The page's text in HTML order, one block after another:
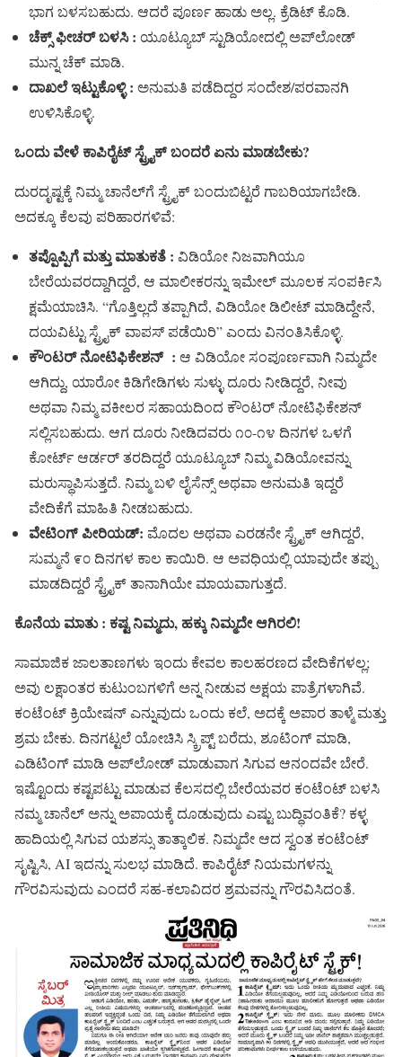
ಭಾಗ ಬಳಸಬಹುದು. ಆದರೆ ಪೂರ್ಣ ಹಾಡು ಅಲ್ಲ. ಕ್ರೆಡಿಟ್ ಕೊಡಿ.
ಚೆಕ್ಸ್ ಫೀಚರ್ ಬಳಸಿ : ಯೂಟ್ಯೂಬ್ ಸ್ಟುಡಿಯೋದಲ್ಲಿ ಅಪ್‌ಲೋಡ್
ಮುನ್ನ ಚೆಕ್ ಮಾಡಿ.
ದಾಖಲೆ ಇಟ್ಟುಕೊಳ್ಳಿ : ಅನುಮತಿ ಪಡೆದಿದ್ದರ ಸಂದೇಶ/ಪರವಾನಗಿ
ಉಳಿಸಿಕೊಳ್ಳಿ.
ಒಂದು ವೇಳೆ ಕಾಪಿರೈಟ್ ಸ್ಟ್ರೈಕ್ ಬಂದರೆ ಏನು ಮಾಡಬೇಕು?
ದುರದೃಷ್ಟಕ್ಕೆ ನಿಮ್ಮ ಚಾನೆಲ್‌ಗೆ ಸ್ಟ್ರೈಕ್ ಬಂದುಬಿಟ್ಟರೆ ಗಾಬರಿಯಾಗಬೇಡಿ.
ಅದಕ್ಕೂ ಕೆಲವು ಪರಿಹಾರಗಳಿವೆ:
ತಪ್ಪೊಪ್ಪಿಗೆ ಮತ್ತು ಮಾತುಕತೆ : ವಿಡಿಯೋ ನಿಜವಾಗಿಯೂ
ಬೇರೆಯವರದ್ದಾಗಿದ್ದರೆ, ಆ ಮಾಲೀಕರನ್ನು ಇಮೇಲ್ ಮೂಲಕ ಸಂಪರ್ಕಿಸಿ
ಕ್ಷಮೆಯಾಚಿಸಿ. “ಗೊತ್ತಿಲ್ಲದೆ ತಪ್ಪಾಗಿದೆ, ವಿಡಿಯೋ ಡಿಲೀಟ್ ಮಾಡಿದ್ದೇನೆ,
ದಯವಿಟ್ಟು ಸ್ಟ್ರೈಕ್ ವಾಪಸ್ ಪಡೆಯಿರಿ” ಎಂದು ವಿನಂತಿಸಿಕೊಳ್ಳಿ.
ಕೌಂಟರ್ ನೋಟಿಫಿಕೇಶನ್ : ಆ ವಿಡಿಯೋ ಸಂಪೂರ್ಣವಾಗಿ ನಿಮ್ಮದೇ
ಆಗಿದ್ದು, ಯಾರೋ ಕಿಡಿಗೇಡಿಗಳು ಸುಳ್ಳು ದೂರು ನೀಡಿದ್ದರೆ, ನೀವು
ಅಥವಾ ನಿಮ್ಮ ವಕೀಲರ ಸಹಾಯದಿಂದ ಕೌಂಟರ್ ನೋಟಿಫಿಕೇಶನ್
ಸಲ್ಲಿಸಬಹುದು. ಆಗ ದೂರು ನೀಡಿದವರು ೧೦-೧೪ ದಿನಗಳ ಒಳಗೆ
ಕೋರ್ಟ್ ಆರ್ಡರ್ ತರದಿದ್ದರೆ ಯೂಟ್ಯೂಬ್ ನಿಮ್ಮ ವಿಡಿಯೋವನ್ನು
ಮರುಸ್ಥಾಪಿಸುತ್ತದೆ. ನಿಮ್ಮ ಬಳಿ ಲೈಸೆನ್ಸ್ ಅಥವಾ ಅನುಮತಿ ಇದ್ದರೆ
ವೇದಿಕೆಗೆ ಮಾಹಿತಿ ನೀಡಬಹುದು.
ವೇಟಿಂಗ್ ಪೀರಿಯಡ್: ಮೊದಲ ಅಥವಾ ಎರಡನೇ ಸ್ಟ್ರೈಕ್ ಆಗಿದ್ದರೆ,
ಸುಮ್ಮನೆ ೯೦ ದಿನಗಳ ಕಾಲ ಕಾಯಿರಿ. ಆ ಅವಧಿಯಲ್ಲಿ ಯಾವುದೇ ತಪ್ಪು
ಮಾಡದಿದ್ದರೆ ಸ್ಟ್ರೈಕ್ ತಾನಾಗಿಯೇ ಮಾಯವಾಗುತ್ತದೆ.
ಕೊನೆಯ ಮಾತು : ಕಷ್ಟ ನಿಮ್ಮದು, ಹಕ್ಕು ನಿಮ್ಮದೇ ಆಗಿರಲಿ!
ಸಾಮಾಜಿಕ ಜಾಲತಾಣಗಳು ಇಂದು ಕೇವಲ ಕಾಲಹರಣದ ವೇದಿಕೆಗಳಲ್ಲ;
ಅವು ಲಕ್ಷಾಂತರ ಕುಟುಂಬಗಳಿಗೆ ಅನ್ನ ನೀಡುವ ಅಕ್ಷಯ ಪಾತ್ರೆಗಳಾಗಿವೆ.
ಕಂಟೆಂಟ್ ಕ್ರಿಯೇಷನ್ ಎನ್ನುವುದು ಒಂದು ಕಲೆ, ಅದಕ್ಕೆ ಅಪಾರ ತಾಳ್ಮೆ ಮತ್ತು
ಶ್ರಮ ಬೇಕು. ದಿನಗಟ್ಟಲೆ ಯೋಚಿಸಿ ಸ್ಕ್ರಿಪ್ಟ್ ಬರೆದು, ಶೂಟಿಂಗ್ ಮಾಡಿ,
ಎಡಿಟಿಂಗ್ ಮಾಡಿ ಅಪ್‌ಲೋಡ್ ಮಾಡುವಾಗ ಸಿಗುವ ಆನಂದವೇ ಬೇರೆ.
ಇಷ್ಟೊಂದು ಕಷ್ಟಪಟ್ಟು ಮಾಡುವ ಕೆಲಸದಲ್ಲಿ ಬೇರೆಯವರ ಕಂಟೆಂಟ್ ಬಳಸಿ
ನಮ್ಮ ಚಾನೆಲ್ ಅನ್ನು ಅಪಾಯಕ್ಕೆ ದೂಡುವುದು ಎಷ್ಟು ಬುದ್ಧಿವಂತಿಕೆ? ಕಳ್ಳ
ಹಾದಿಯಲ್ಲಿ ಸಿಗುವ ಯಶಸ್ಸು ತಾತ್ಕಾಲಿಕ. ನಿಮ್ಮದೇ ಆದ ಸ್ವಂತ ಕಂಟೆಂಟ್
ಸೃಷ್ಟಿಸಿ, AI ಇದನ್ನು ಸುಲಭ ಮಾಡಿದೆ. ಕಾಪಿರೈಟ್ ನಿಯಮಗಳನ್ನು
ಗೌರವಿಸುವುದು ಎಂದರೆ ಸಹ-ಕಲಾವಿದರ ಶ್ರಮವನ್ನು ಗೌರವಿಸಿದಂತೆ.